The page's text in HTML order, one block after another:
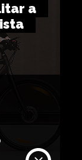
a